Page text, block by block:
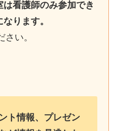
看護師のみ参加でき
ります。
い。
ト情報、プレゼン